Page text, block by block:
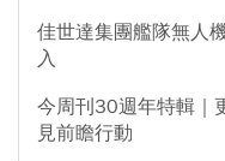
佳世達集團艦隊無人
入
今周刊30週年特輯｜
見前瞻行動